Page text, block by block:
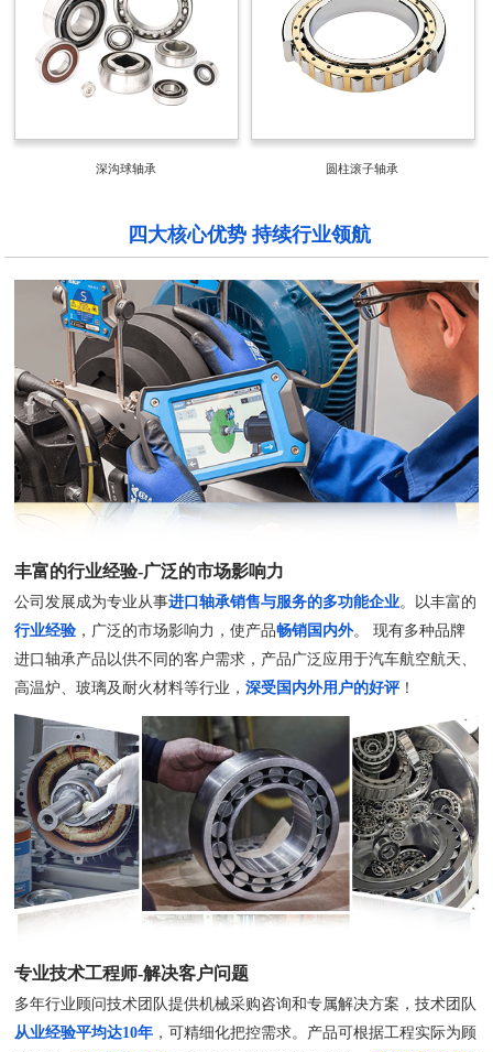
深沟球轴承 圆柱滚子轴承
四大核心优势 持续行业领航
丰富的行业经验-广泛的市场影响力
公司发展成为专业从事进口轴承销售与服务的多功能企业。以丰富的
行业经验 ，广泛的市场影响力，使产品畅销国内外。 现有多种品牌
进口轴承产品以供不同的客户需求，产品广泛应用于汽车航空航天、
高温炉、玻璃及耐火材料等行业，深受国内外用户的好评！
专业技术工程师-解决客户问题
多年行业顾问技术团队提供机械采购咨询和专属解决方案，技术团队
从业经验平均达10年 ，可精细化把控需求。产品可根据工程实际为顾